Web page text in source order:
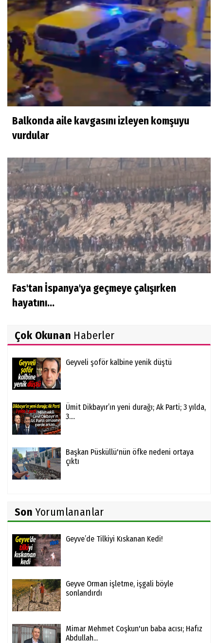
Balkonda aile kavgasını izleyen komşuyu
vurdular
Fas'tan İspanya'ya geçmeye çalışırken
hayatını...
Çok Okunan Haberler
Geyveli şoför kalbine yenik düştü
Ümit Dikbayır’ın yeni durağı; Ak Parti; 3 yılda,
3....
Başkan Püsküllü'nün öfke nedeni ortaya
çıktı
Son Yorumlananlar
Geyve’de Tilkiyi Kıskanan Kedi!
Geyve Orman işletme, işgali böyle
sonlandırdı
Mimar Mehmet Coşkun'un baba acısı; Hafız
Abdullah...